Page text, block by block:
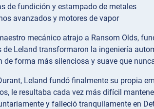
de fundición y estampado de metales
avanzados y motores de vapor
mecánico atrajo a Ransom Olds,
Leland transformaron la ingeniería
forma más silenciosa y suave que
Leland fundó finalmente su propia
le resultaba cada vez más difícil
y falleció tranquilamente en